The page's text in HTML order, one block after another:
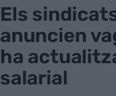
Els
anuncien
ha
salarial